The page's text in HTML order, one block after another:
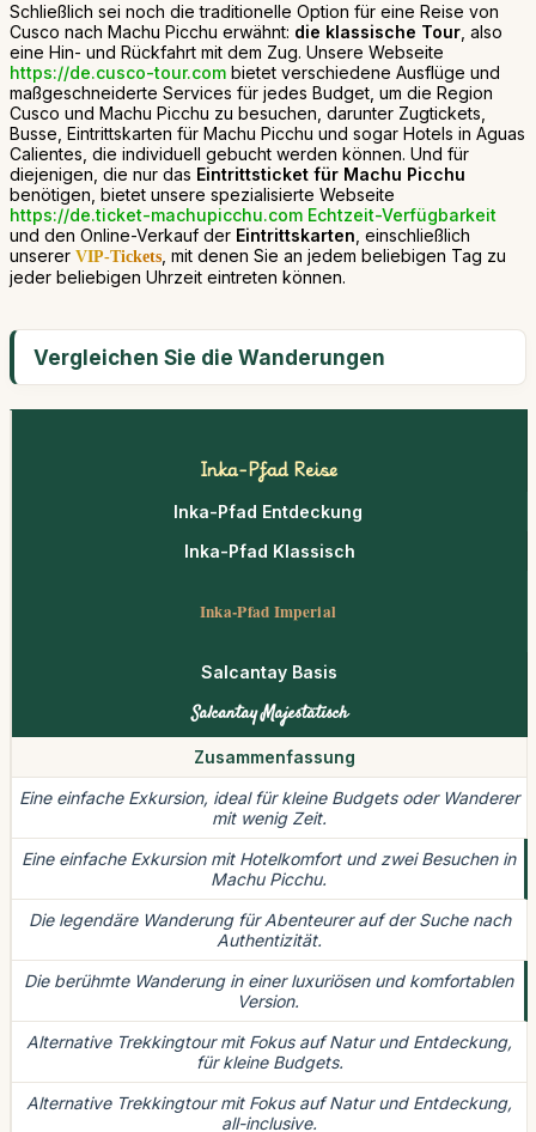
Schließlich sei noch die traditionelle Option für eine Reise von
Cusco nach Machu Picchu erwähnt: die klassische Tour , also
eine Hin- und Rückfahrt mit dem Zug. Unsere Webseite
https://de.cusco-tour.com bietet verschiedene Ausflüge und
maßgeschneiderte Services für jedes Budget, um die Region
Cusco und Machu Picchu zu besuchen, darunter Zugtickets,
Busse, Eintrittskarten für Machu Picchu und sogar Hotels in Aguas
Calientes, die individuell gebucht werden können. Und für
diejenigen, die nur das Eintrittsticket für Machu Picchu
benötigen, bietet unsere spezialisierte Webseite
https://de.ticket-machupicchu.com Echtzeit-Verfügbarkeit
und den Online-Verkauf der Eintrittskarten , einschließlich
unserer VIP-Tickets , mit denen Sie an jedem beliebigen Tag zu
jeder beliebigen Uhrzeit eintreten können.
Vergleichen Sie die Wanderungen
Inka-Pfad Reise
Inka-Pfad Entdeckung
Inka-Pfad Klassisch
Inka-Pfad Imperial
Salcantay Basis
Salcantay Majestätisch
Zusammenfassung
Eine einfache Exkursion, ideal für kleine Budgets oder Wanderer
mit wenig Zeit.
Eine einfache Exkursion mit Hotelkomfort und zwei Besuchen in
Machu Picchu.
Die legendäre Wanderung für Abenteurer auf der Suche nach
Authentizität.
Die berühmte Wanderung in einer luxuriösen und komfortablen
Version.
Alternative Trekkingtour mit Fokus auf Natur und Entdeckung,
für kleine Budgets.
Alternative Trekkingtour mit Fokus auf Natur und Entdeckung,
all-inclusive.